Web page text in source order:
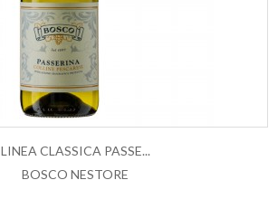
ESAURITO
LINEA CLASSICA PASSE...
BOSCO NESTORE